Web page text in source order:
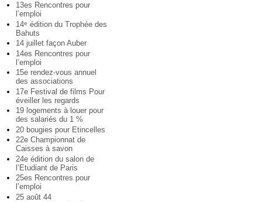
13es Rencontres pour
l’emploi
14e édition du Trophée des
Bahuts
14 juillet façon Auber
14es Rencontres pour
l’emploi
15e rendez-vous annuel
des associations
17e Festival de films Pour
éveiller les regards
19 logements à louer pour
des salariés du 1 %
20 bougies pour Etincelles
22e Championnat de
Caisses à savon
24e édition du salon de
l’Etudiant de Paris
25es Rencontres pour
l’emploi
25 août 44